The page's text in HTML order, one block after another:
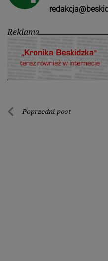
Reklama
Nawigacja
Poprzedni post